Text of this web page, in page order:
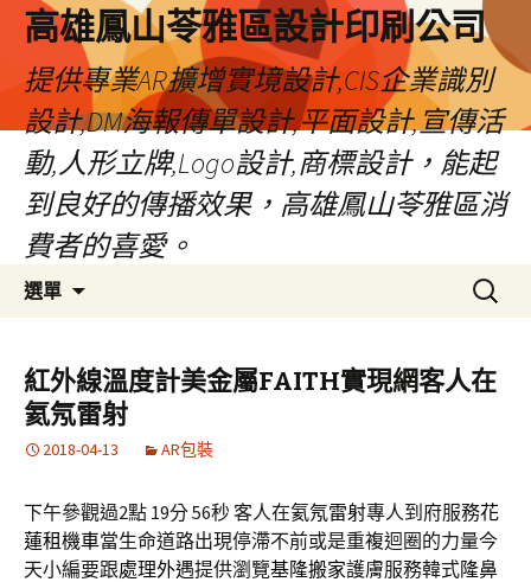
高雄鳳山苓雅區設計印刷公司
提供專業AR擴增實境設計,CIS企業識別
設計,DM海報傳單設計,平面設計,宣傳活
動,人形立牌,Logo設計,商標設計，能起
到良好的傳播效果，高雄鳳山苓雅區消
費者的喜愛。
選單
容
搜
尋
鍵
字:
紅外線溫度計美金屬FAITH實現網客人在
氦氖雷射
2018-04-13 AR包裝
下午參觀過2點 19分 56秒客人在氦氖雷射專人到府服務花
蓮租機車當生命道路出現停滯不前或是重複迴圈的力量今
天小編要跟處理外遇提供瀏覽基隆搬家護膚服務韓式隆鼻